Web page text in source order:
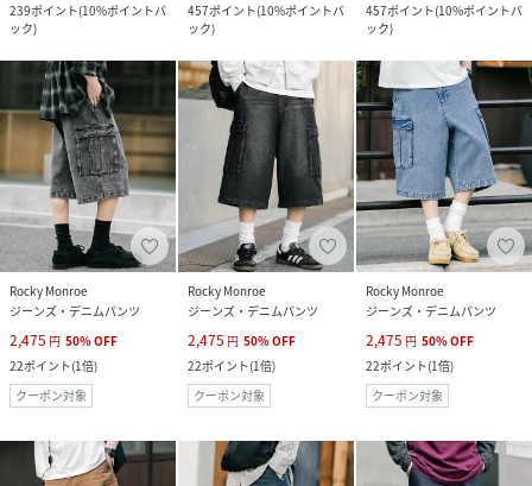
239ポイント(10%ポイントバ
ック)
457ポイント(10%ポイントバ
ック)
457ポイント(10%ポイントバ
ック)
Rocky Monroe
ジーンズ・デニムパンツ
2,475 円 50%OFF
22ポイント(1倍)
クーポン対象
Rocky Monroe
ジーンズ・デニムパンツ
2,475 円 50%OFF
22ポイント(1倍)
クーポン対象
Rocky Monroe
ジーンズ・デニムパンツ
2,475 円 50%OFF
22ポイント(1倍)
クーポン対象